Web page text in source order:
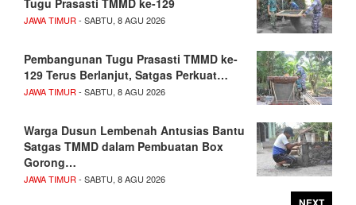
JAWA TIMUR - SABTU, 8 AGU 2026
Pembangunan Tugu Prasasti TMMD ke-
129 Terus Berlanjut, Satgas Perkuat…
JAWA TIMUR - SABTU, 8 AGU 2026
Warga Dusun Lembenah Antusias Bantu
Satgas TMMD dalam Pembuatan Box
Gorong…
JAWA TIMUR - SABTU, 8 AGU 2026